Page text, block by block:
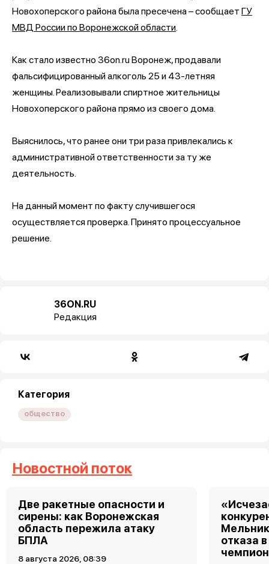
Новохоперского района была пресечена – сообщает ГУ
МВД России по Воронежской области
Как стало известно 36on.ru Воронеж, продавали
фальсифицированный алкоголь 25 и 43-летняя
женщины. Реализовывали спиртное жительницы
Новохоперского района прямо из своего дома.
Выяснилось, что ранее они три раза привлекались к
административной ответственности за ту же
деятельность.
На данный момент по факту случившегося
осуществляется проверка. Принято процессуальное
решение.
36ON.RU
Редакция
Категория
общество
Новостной поток
Две ракетные опасности и
сирены: как Воронежская
область пережила атаку
БПЛА
8 августа 2026, 08:39
отказа